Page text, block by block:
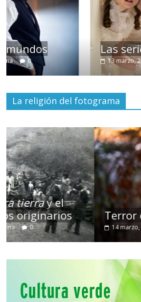
Las series-caramelos
13 marzo, 2026 Julio Martínez Molina
La religión del fotograma
Terror chamánico
14 marzo, 2026 Julio Martínez Molina